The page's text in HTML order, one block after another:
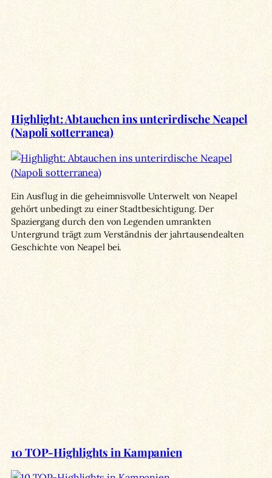
Highlight: Abtauchen ins unterirdische Neapel
(Napoli sotterranea)
Ein Ausflug in die geheimnisvolle Unterwelt von Neapel
gehört unbedingt zu einer Stadtbesichtigung. Der
Spaziergang durch den von Legenden umrankten
Untergrund trägt zum Verständnis der jahrtausendealten
Geschichte von Neapel bei.
10 TOP-Highlights in Kampanien